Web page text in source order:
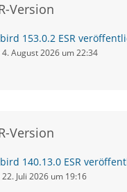
Version
153.0.2 ESR
4. August 2026 um 22:34
Version
140.13.0 ESR
22. Juli 2026 um 19:16